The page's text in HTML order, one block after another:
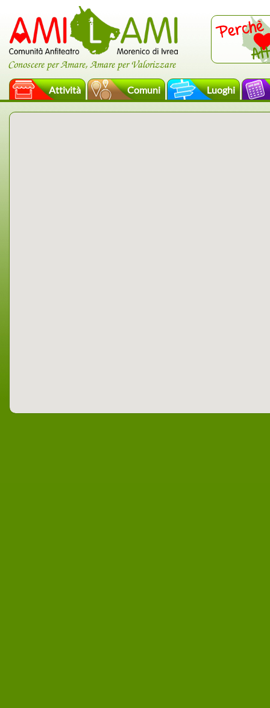
Conoscere per Amare, Amare per Valorizzare
Attività Comuni Luoghi